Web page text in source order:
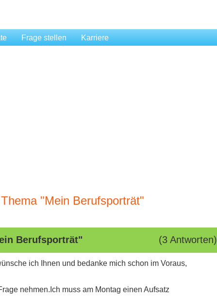
Frage stellen Karriere
"Mein Berufsporträt"
Berufsporträt" (3 Antworten)
ich Ihnen und bedanke mich schon im Voraus,
nehmen.Ich muss am Montag einen Aufsatz